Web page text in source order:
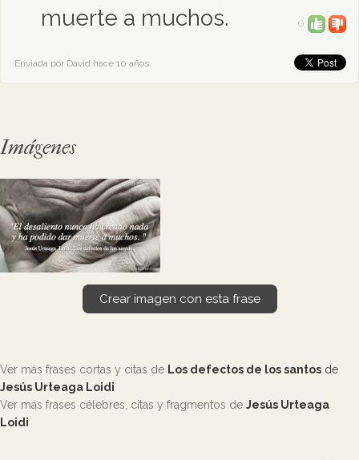
muerte a muchos.
0
Enviada por David hace 10 años
Imágenes
Crear imagen con esta frase
Ver más frases cortas y citas de Los defectos de los santos de
Jesús Urteaga Loidi
Ver más frases célebres, citas y fragmentos de Jesús Urteaga
Loidi